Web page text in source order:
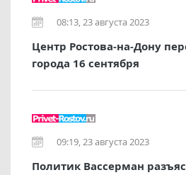
08:13, 23 августа 2023
Центр Ростова-на-Дону
города 16 сентября
09:19, 23 августа 2023
Политик Вассерман